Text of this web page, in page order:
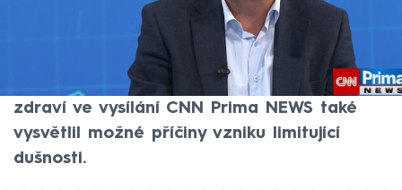
Astma je ze tří čtvrtin alergického původu
a souvisí i s naším životním stylem, přiblížil
imunolog Petr Čáp. V pořadu Co na to vaše
zdraví ve vysílání CNN Prima NEWS také
vysvětlil možné příčiny vzniku limitující
dušnosti.